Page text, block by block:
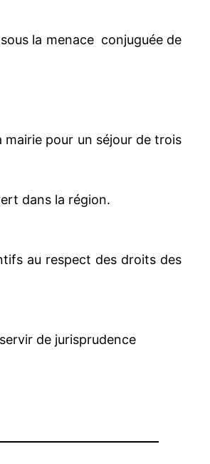
la menace conjuguée de
mairie pour un séjour de trois
dans la région.
au respect des droits des
de jurisprudence